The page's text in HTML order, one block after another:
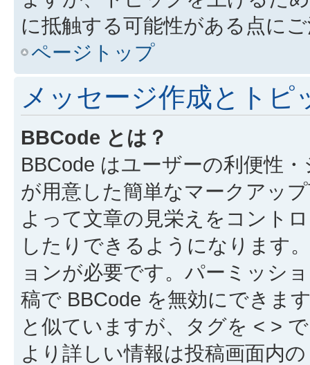
に抵触する可能性がある点に
ページトップ
メッセージ作成とトピ
BBCode とは？
BBCode はユーザーの利便性
が用意した簡単なマークアッ
よって文章の見栄えをコント
したりできるようになります
ョンが必要です。パーミッシ
稿で BBCode を無効にできま
と似ていますが、タグを < >
より詳しい情報は投稿画面内